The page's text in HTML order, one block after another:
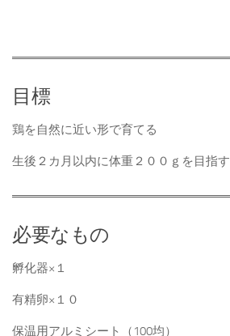
目標
鶏を自然に近い形で育てる
生後２カ月以内に体重２００ｇを目指す
必要なもの
孵化器×１
有精卵×１０
保温用アルミシート（100均）